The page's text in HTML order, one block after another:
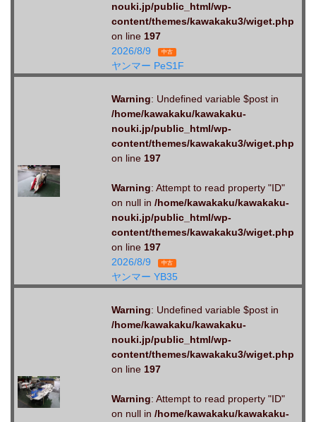
nouki.jp/public_html/wp-
content/themes/kawakaku3/wiget.php
on line 197
2026/8/9
中古
ヤンマー PeS1F
Warning: Undefined variable $post in
/home/kawakaku/kawakaku-
nouki.jp/public_html/wp-
content/themes/kawakaku3/wiget.php
on line 197
Warning: Attempt to read property "ID"
on null in /home/kawakaku/kawakaku-
nouki.jp/public_html/wp-
content/themes/kawakaku3/wiget.php
on line 197
2026/8/9
中古
ヤンマー YB35
Warning: Undefined variable $post in
/home/kawakaku/kawakaku-
nouki.jp/public_html/wp-
content/themes/kawakaku3/wiget.php
on line 197
Warning: Attempt to read property "ID"
on null in /home/kawakaku/kawakaku-